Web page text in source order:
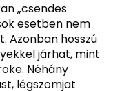
„csendes
esetben nem
Azonban hosszú
járhat, mint
Néhány
légszomjat